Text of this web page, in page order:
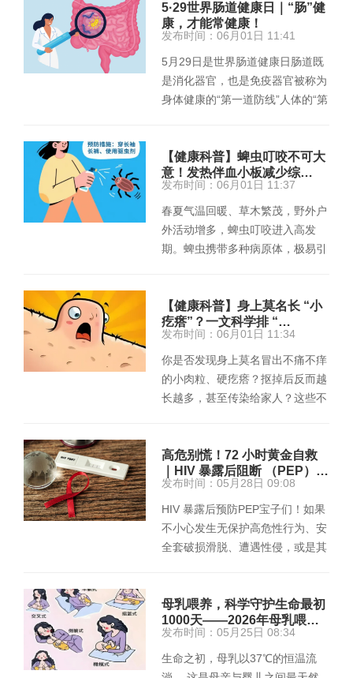
5·29世界肠道健康日｜“肠”健
康，才能常健康！
发布时间：06月01日 11:41
5月29日是世界肠道健康日肠道既
是消化器官，也是免疫器官被称为
身体健康的“第一道防线”人体的“第
【健康科普】蜱虫叮咬不可大
意！发热伴血小板减少综…
发布时间：06月01日 11:37
春夏气温回暖、草木繁茂，野外户
外活动增多，蜱虫叮咬进入高发
期。蜱虫携带多种病原体，极易引
【健康科普】身上莫名长 “小
疙瘩”？一文科学排 “…
发布时间：06月01日 11:34
你是否发现身上莫名冒出不痛不痒
的小肉粒、硬疙瘩？抠掉后反而越
长越多，甚至传染给家人？这些不
高危别慌！72 小时黄金自救
｜HIV 暴露后阻断 （PEP）…
发布时间：05月28日 09:08
HIV 暴露后预防PEP宝子们！如果
不小心发生无保护高危性行为、安
全套破损滑脱、遭遇性侵，或是其
母乳喂养，科学守护生命最初
1000天——2026年母乳喂…
发布时间：05月25日 08:34
生命之初，母乳以37℃的恒温流